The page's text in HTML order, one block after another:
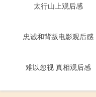
太行山上观后感
忠诚和背叛电影观后感
难以忽视 真相观后感